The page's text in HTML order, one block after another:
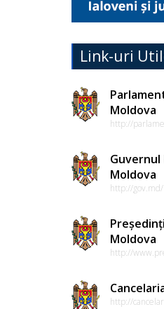
Link-uri
Moldova
http://
Guvernul
Moldova
http://gov.md/
Moldova
http://
http://